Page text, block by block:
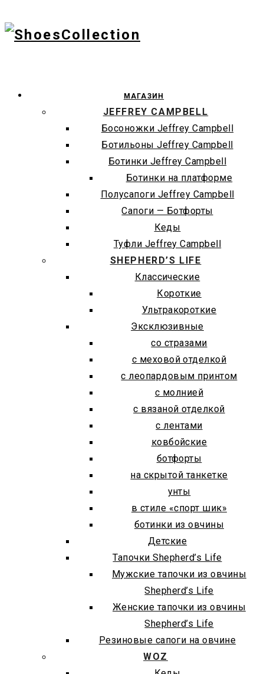
МАГАЗИН
JEFFREY CAMPBELL
Босоножки Jeffrey Campbell
Ботильоны Jeffrey Campbell
Ботинки Jeffrey Campbell
Ботинки на платформе
Полусапоги Jeffrey Campbell
Сапоги — Ботфорты
Кеды
Туфли Jeffrey Campbell
SHEPHERD’S LIFE
Классические
Короткие
Ультракороткие
Эксклюзивные
со стразами
с меховой отделкой
с леопардовым принтом
с молнией
с вязаной отделкой
с лентами
ковбойские
ботфорты
на скрытой танкетке
унты
в стиле «спорт шик»
ботинки из овчины
Детские
Тапочки Shepherd’s Life
Мужские тапочки из овчины
Shepherd’s Life
Женские тапочки из овчины
Shepherd’s Life
Резиновые сапоги на овчине
WOZ